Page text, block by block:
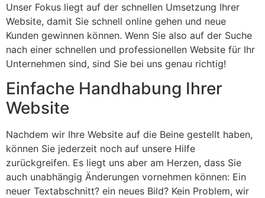
Unser Fokus liegt auf der schnellen Umsetzung Ihrer
Website, damit Sie schnell online gehen und neue
Kunden gewinnen können. Wenn Sie also auf der Suche
nach einer schnellen und professionellen Website für Ihr
Unternehmen sind, sind Sie bei uns genau richtig!
Einfache Handhabung Ihrer
Website
Nachdem wir Ihre Website auf die Beine gestellt haben,
können Sie jederzeit noch auf unsere Hilfe
zurückgreifen. Es liegt uns aber am Herzen, dass Sie
auch unabhängig Änderungen vornehmen können: Ein
neuer Textabschnitt? ein neues Bild? Kein Problem, wir